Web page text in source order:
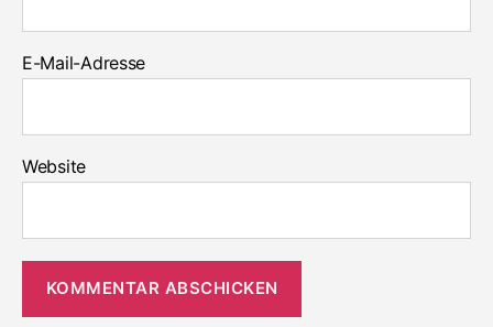
E-Mail-Adresse
Website